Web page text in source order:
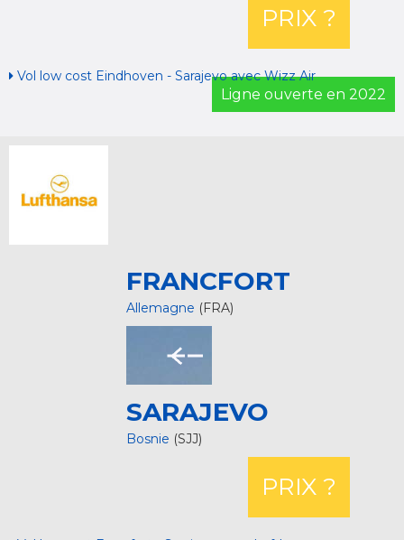
PRIX ?
Vol low cost Eindhoven - Sarajevo avec Wizz Air
Ligne ouverte en 2022
FRANCFORT
Allemagne (FRA)
SARAJEVO
Bosnie (SJJ)
PRIX ?